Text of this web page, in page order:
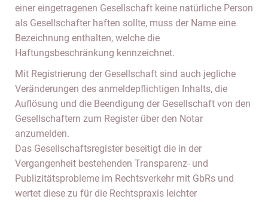
einer eingetragenen Gesellschaft keine natürliche Person
als Gesellschafter haften sollte, muss der Name eine
Bezeichnung enthalten, welche die
Haftungsbeschränkung kennzeichnet.
Mit Registrierung der Gesellschaft sind auch jegliche
Veränderungen des anmeldepflichtigen Inhalts, die
Auflösung und die Beendigung der Gesellschaft von den
Gesellschaftern zum Register über den Notar
anzumelden.
Das Gesellschaftsregister beseitigt die in der
Vergangenheit bestehenden Transparenz- und
Publizitätsprobleme im Rechtsverkehr mit GbRs und
wertet diese zu für die Rechtspraxis leichter